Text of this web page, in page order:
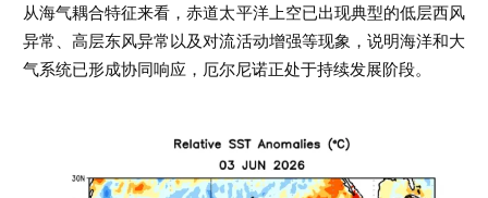
从海气耦合特征来看，赤道太平洋上空已出现典型的低层西风
异常、高层东风异常以及对流活动增强等现象，说明海洋和大
气系统已形成协同响应，厄尔尼诺正处于持续发展阶段。